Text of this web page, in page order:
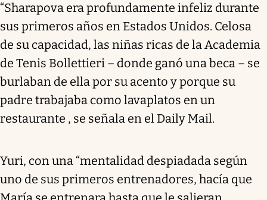
“Sharapova era profundamente infeliz durante
sus primeros años en Estados Unidos. Celosa
de su capacidad, las niñas ricas de la Academia
de Tenis Bollettieri – donde ganó una beca – se
burlaban de ella por su acento y porque su
padre trabajaba como lavaplatos en un
restaurante , se señala en el Daily Mail.
Yuri, con una “mentalidad despiadada según
uno de sus primeros entrenadores, hacía que